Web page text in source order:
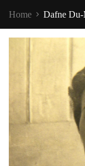
Home Dafne